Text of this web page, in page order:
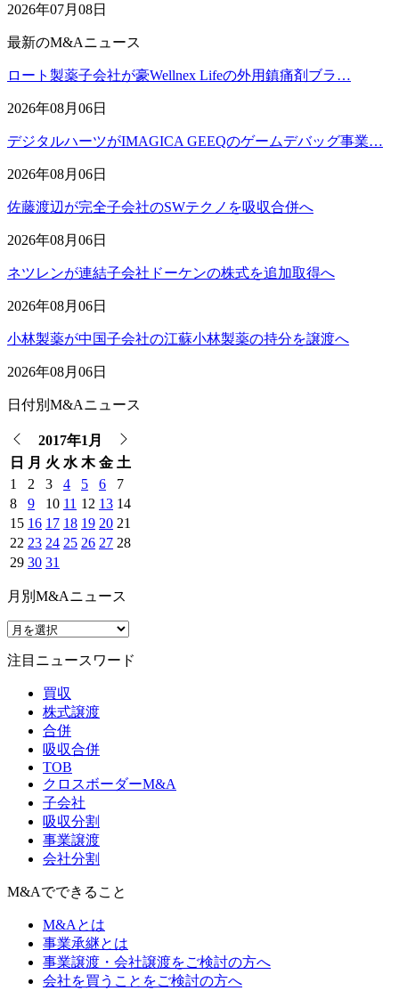
2026年07月08日
最新のM&Aニュース
ロート製薬子会社が豪Wellnex Lifeの外用鎮痛剤ブラ…
2026年08月06日
デジタルハーツがIMAGICA GEEQのゲームデバッグ事業…
2026年08月06日
佐藤渡辺が完全子会社のSWテクノを吸収合併へ
2026年08月06日
ネツレンが連結子会社ドーケンの株式を追加取得へ
2026年08月06日
小林製薬が中国子会社の江蘇小林製薬の持分を譲渡へ
2026年08月06日
日付別M&Aニュース
2017年1月
日
月 火 水 木 金 土
1
2 3 4 5 6
7
8
9 10 11 12 13 14
15 16 17 18 19 20 21
22 23 24 25 26 27 28
29 30 31
月別M&Aニュース
注目ニュースワード
買収
株式譲渡
合併
吸収合併
TOB
クロスボーダーM&A
子会社
吸収分割
事業譲渡
会社分割
M&Aでできること
M&Aとは
事業承継とは
事業譲渡・会社譲渡をご検討の方へ
会社を買うことをご検討の方へ